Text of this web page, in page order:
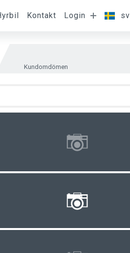
Kontakt Login sv
Kundomdömen